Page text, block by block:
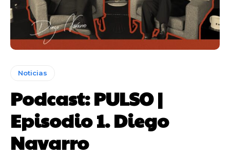
Noticias
Podcast: PULSO |
Episodio 1. Diego
Navarro